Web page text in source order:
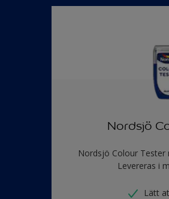
Nordsjö
Nordsjö Colour Tester
Levereras i
Lätt